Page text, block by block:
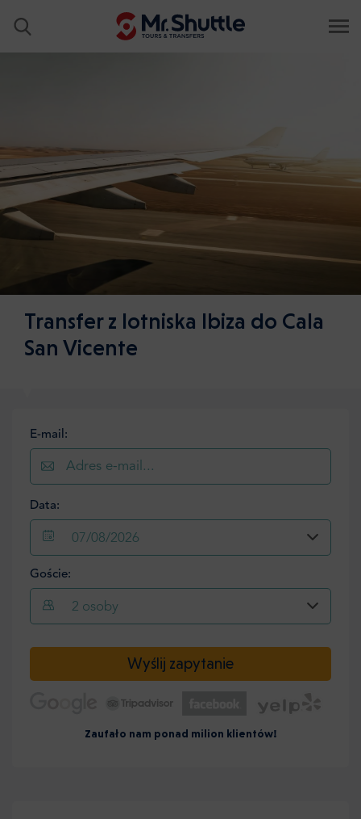
Transfer z lotniska Ibiza do Cala
San Vicente
E-mail:
Data:
07/08/2026
Goście:
2 osoby
Wyślij zapytanie
Zaufało nam ponad milion klientów!